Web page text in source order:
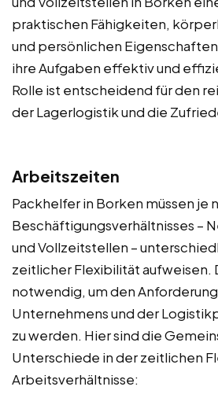
praktischen Fähigkeiten,
und persönlichen
ihre Aufgaben effektiv und
Rolle ist entscheidend für den
der Lagerlogistik und die
Arbeitszeiten
Packhelfer in Borken müssen je
Beschäftigungsverhältnisses –
und Vollzeitstellen –
zeitlicher Flexibilität aufweisen.
notwendig, um den
Unternehmens und der
zu werden. Hier sind die
Unterschiede in der zeitlichen
Arbeitsverhältnisse: